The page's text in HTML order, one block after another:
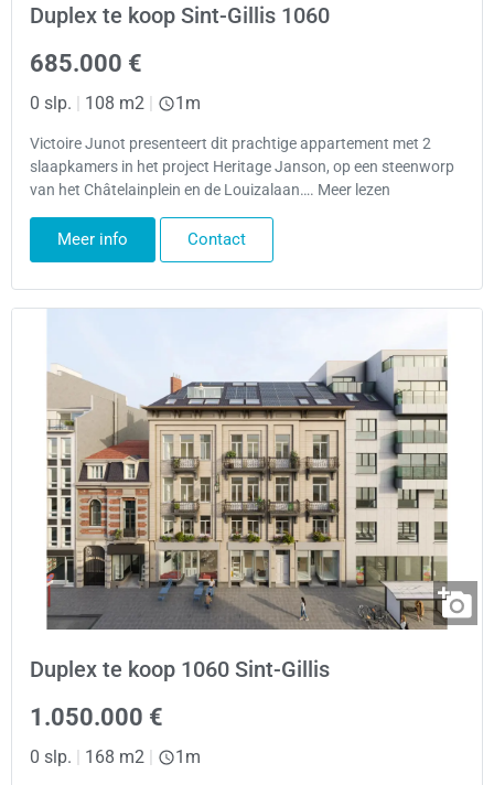
Duplex te koop Sint-Gillis 1060
685.000 €
0 slp. | 108 m2 | 1m
Victoire Junot presenteert dit prachtige appartement met 2
slaapkamers in het project Heritage Janson, op een steenworp
van het Châtelainplein en de Louizalaan…. Meer lezen
Meer info Contact
Duplex te koop 1060 Sint-Gillis
1.050.000 €
0 slp. 168 m2 1m